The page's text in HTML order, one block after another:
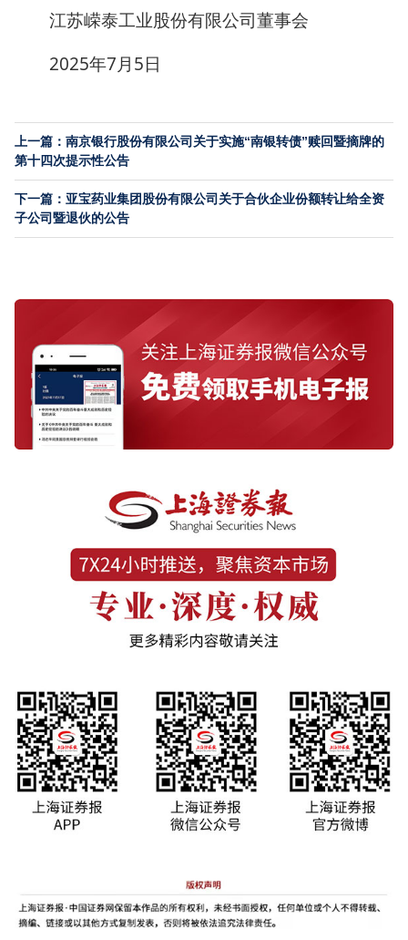
江苏嵘泰工业股份有限公司董事会
2025年7月5日
上一篇：南京银行股份有限公司关于实施“南银转债”赎回暨摘牌的
第十四次提示性公告
下一篇：亚宝药业集团股份有限公司关于合伙企业份额转让给全资
子公司暨退伙的公告